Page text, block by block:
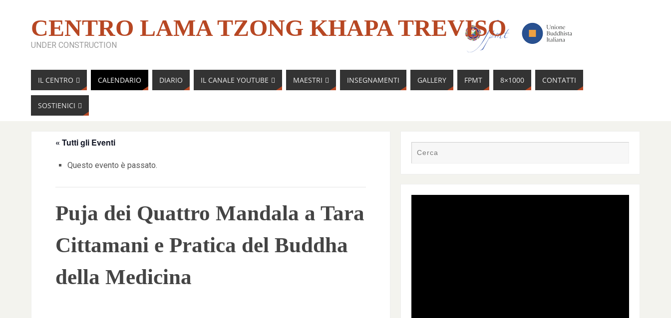
CENTRO LAMA TZONG KHAPA TREVISO
UNDER CONSTRUCTION
IL CENTRO CALENDARIO DIARIO IL CANALE YOUTUBE MAESTRI INSEGNAMENTI GALLERY FPMT 8×1000 CONTATTI
SOSTIENICI
« Tutti gli Eventi
Questo evento è passato.
Puja dei Quattro Mandala a Tara
Cittamani e Pratica del Buddha
della Medicina